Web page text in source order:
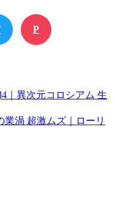
P
｜異次元コロシアム 生
業渦 超激ムズ｜ローリ